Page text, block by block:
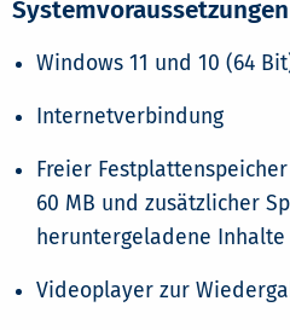
Systemvoraussetzungen
Windows 11 und 10 (64
Internetverbindung
Freier
60 MB und zusätzlicher
heruntergeladene Inhalte
Videoplayer zur